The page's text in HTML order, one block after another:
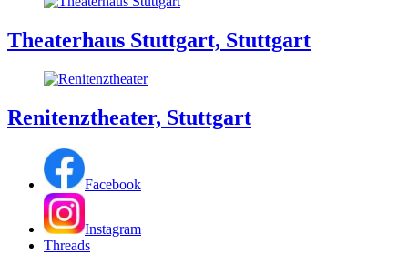
Theaterhaus Stuttgart, Stuttgart
Renitenztheater, Stuttgart
Facebook
Instagram
Threads